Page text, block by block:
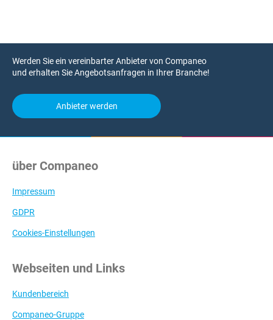
Werden Sie ein vereinbarter Anbieter von Companeo
und erhalten Sie Angebotsanfragen in Ihrer Branche!
Anbieter werden
über Companeo
Impressum
GDPR
Cookies-Einstellungen
Webseiten und Links
Kundenbereich
Companeo-Gruppe